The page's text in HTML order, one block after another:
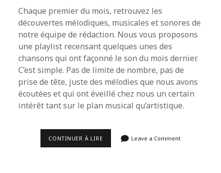
Chaque premier du mois, retrouvez les
découvertes mélodiques, musicales et sonores de
notre équipe de rédaction. Nous vous proposons
une playlist recensant quelques unes des
chansons qui ont façonné le son du mois dernier.
C’est simple. Pas de limite de nombre, pas de
prise de tête, juste des mélodies que nous avons
écoutées et qui ont éveillé chez nous un certain
intérêt tant sur le plan musical qu’artistique.
CONTINUER À LIRELA
Leave a Comment